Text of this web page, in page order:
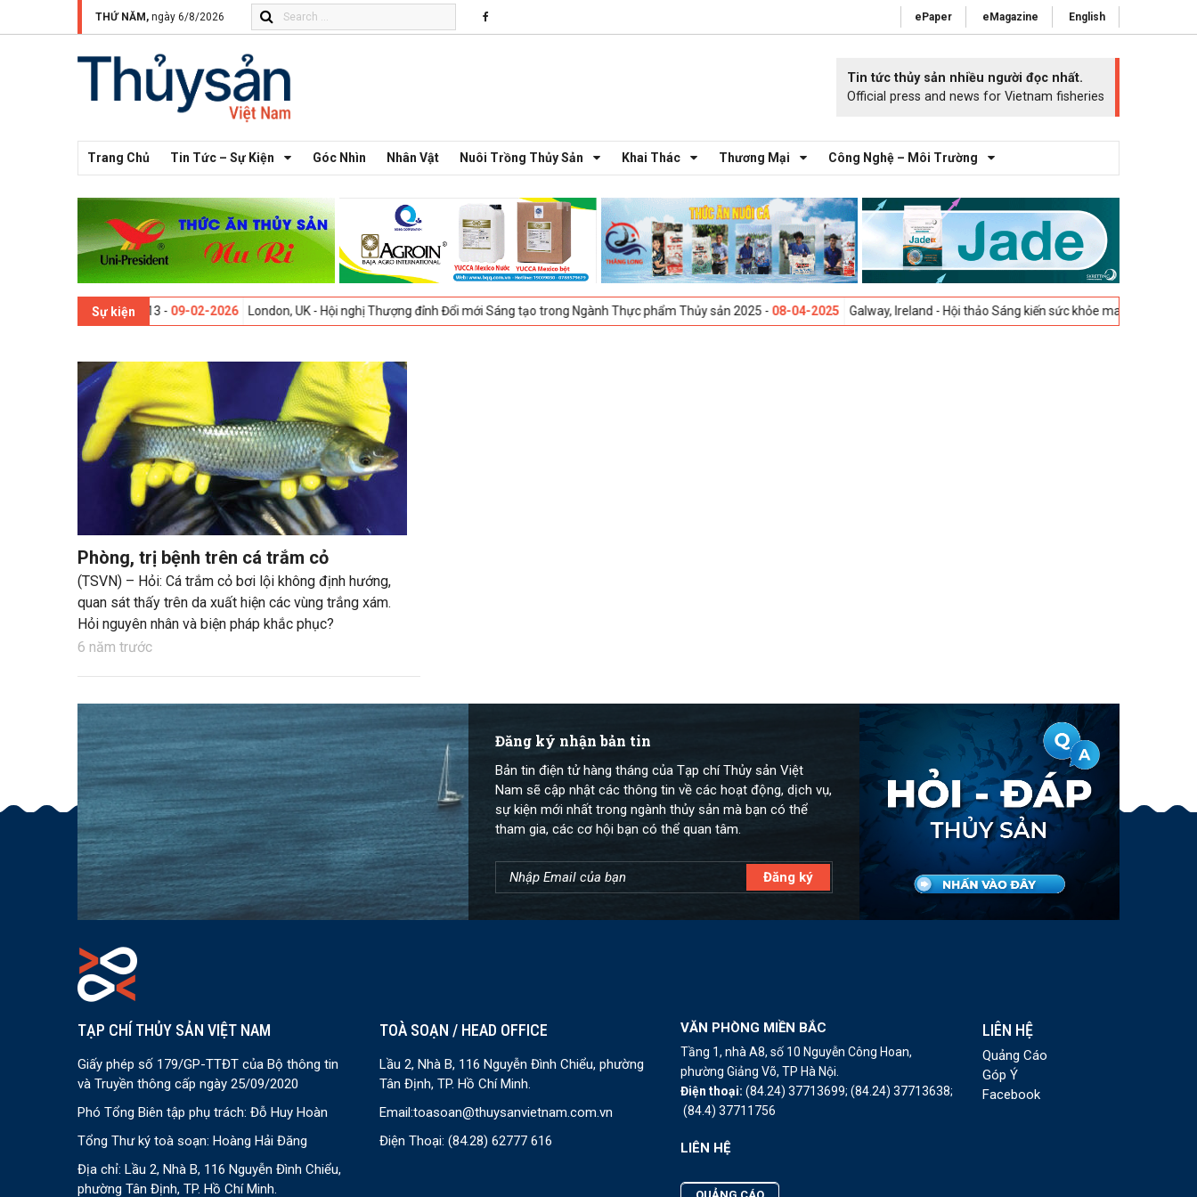
THỨ NĂM, ngày 6/8/2026 ePaper eMagazine English
Tin tức thủy sản nhiều người đọc nhất.
Official press and news for Vietnam fisheries
Trang Chủ Tin Tức – Sự Kiện Góc Nhìn Nhân Vật Nuôi Trồng Thủy Sản Khai Thác Thương Mại Công Nghệ – Môi Trường
Sự kiện
Thế giới lần thứ 13 -09-02-2026 London, UK - Hội nghị Thượng đỉnh Đổi mới Sáng tạo trong Ngành Thực phẩm Thủy sản 2025 -08-04-2025 Galway, Ireland - Hội thảo Sáng kiến sức khỏe mang cá 2025 -
Phòng, trị bệnh trên cá trắm cỏ
(TSVN) – Hỏi: Cá trắm cỏ bơi lội không định hướng,
quan sát thấy trên da xuất hiện các vùng trắng xám.
Hỏi nguyên nhân và biện pháp khắc phục?
6 năm trước
Đăng ký nhận bản tin
Bản tin điện tử hàng tháng của Tạp chí Thủy sản Việt
Nam sẽ cập nhật các thông tin về các hoạt động, dịch vụ,
sự kiện mới nhất trong ngành thủy sản mà bạn có thể
tham gia, các cơ hội bạn có thể quan tâm.
TẠP CHÍ THỦY SẢN VIỆT NAM
Giấy phép số 179/GP-TTĐT của Bộ thông tin
và Truyền thông cấp ngày 25/09/2020
Phó Tổng Biên tập phụ trách: Đỗ Huy Hoàn
Tổng Thư ký toà soạn: Hoàng Hải Đăng
Địa chỉ: Lầu 2, Nhà B, 116 Nguyễn Đình Chiểu,
phường Tân Định, TP. Hồ Chí Minh.
TOÀ SOẠN / HEAD OFFICE
Lầu 2, Nhà B, 116 Nguyễn Đình Chiểu, phường
Tân Định, TP. Hồ Chí Minh.
Email:toasoan@thuysanvietnam.com.vn
Điện Thoại: (84.28) 62777 616
VĂN PHÒNG MIỀN BẮC
Tầng 1, nhà A8, số 10 Nguyễn Công Hoan,
phường Giảng Võ, TP Hà Nội.
Điện thoại:(84.24) 37713699;(84.24) 37713638;
(84.4) 37711756
LIÊN HỆ
LIÊN HỆ
Quảng Cáo
Góp Ý
Facebook